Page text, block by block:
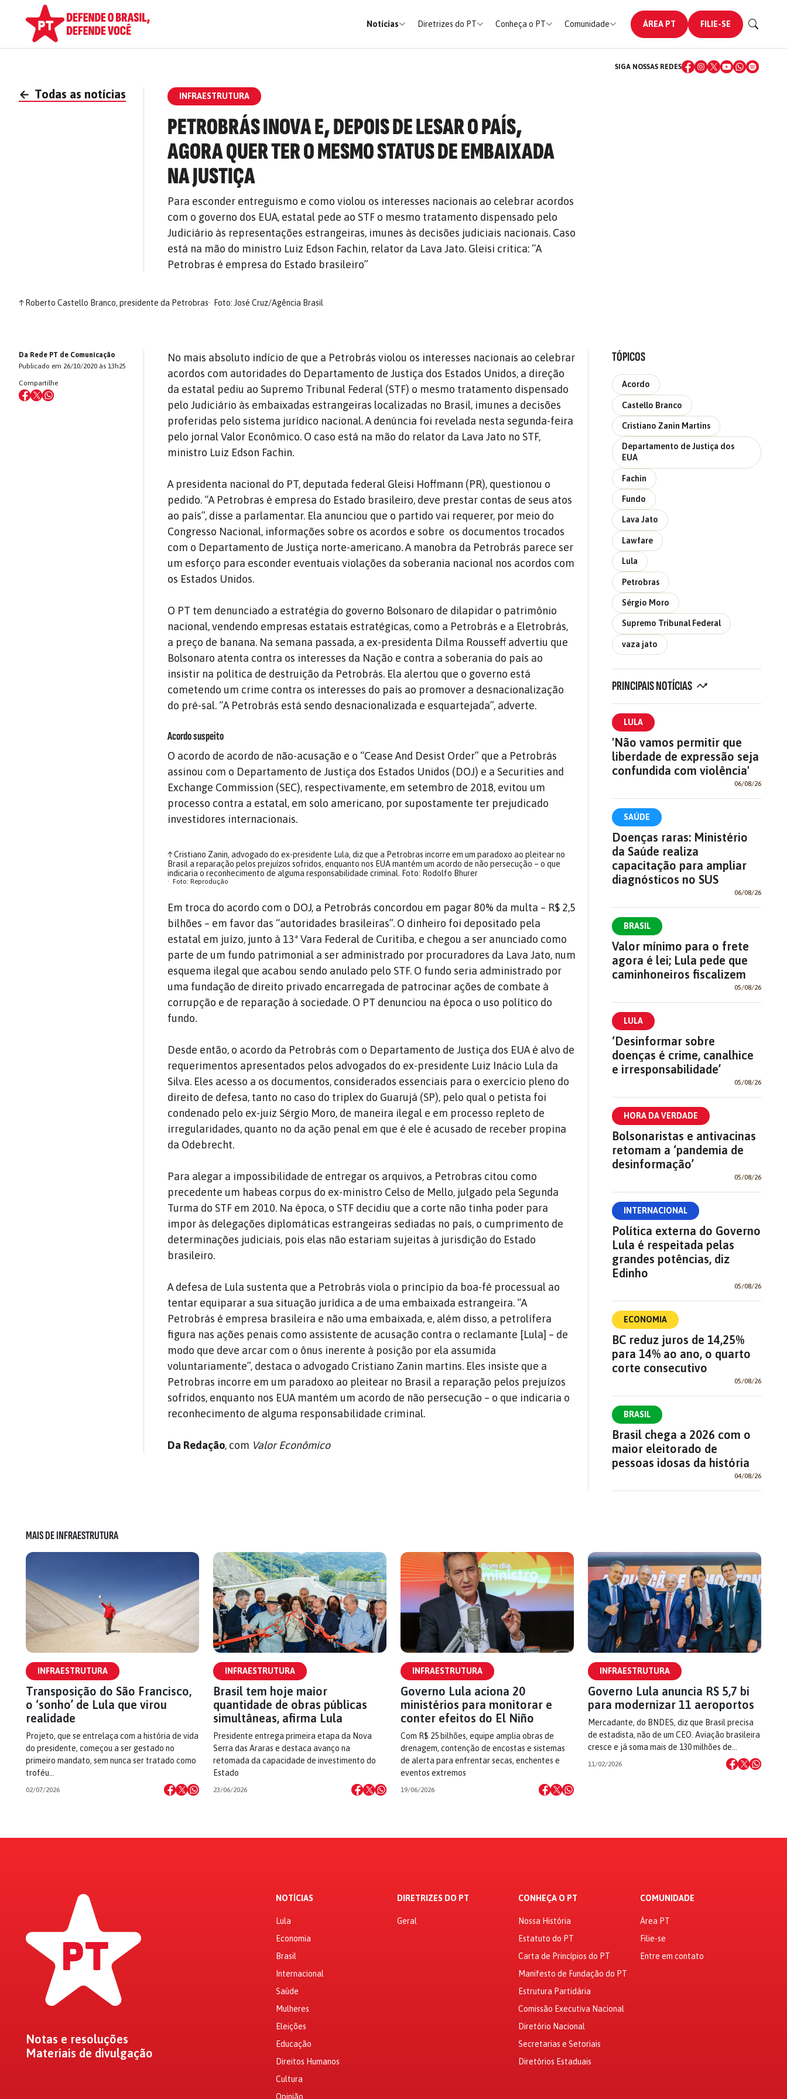
Notícias Diretrizes do PT Conheça o PT Comunidade ÁREA PT FILIE-SE
SIGA NOSSAS REDES
← Todas as notícias INFRAESTRUTURA
PETROBRÁS INOVA E, DEPOIS DE LESAR O PAÍS,
AGORA QUER TER O MESMO STATUS DE EMBAIXADA
NA JUSTIÇA
Para esconder entreguismo e como violou os interesses nacionais ao celebrar acordos
com o governo dos EUA, estatal pede ao STF o mesmo tratamento dispensado pelo
Judiciário às representações estrangeiras, imunes às decisões judiciais nacionais. Caso
está na mão do ministro Luiz Edson Fachin, relator da Lava Jato. Gleisi critica: “A
Petrobras é empresa do Estado brasileiro”
↑Roberto Castello Branco, presidente da Petrobras Foto: José Cruz/Agência Brasil
Da Rede PT de Comunicação
Publicado em 26/10/2020 às 13h25
Compartilhe
No mais absoluto indício de que a Petrobrás violou os interesses nacionais ao celebrar
acordos com autoridades do Departamento de Justiça dos Estados Unidos, a direção
da estatal pediu ao Supremo Tribunal Federal (STF) o mesmo tratamento dispensado
pelo Judiciário às embaixadas estrangeiras localizadas no Brasil, imunes a decisões
proferidas pelo sistema jurídico nacional. A denúncia foi revelada nesta segunda-feira
pelo jornal Valor Econômico. O caso está na mão do relator da Lava Jato no STF,
ministro Luiz Edson Fachin.
A presidenta nacional do PT, deputada federal Gleisi Hoffmann (PR), questionou o
pedido. “A Petrobras é empresa do Estado brasileiro, deve prestar contas de seus atos
ao país”, disse a parlamentar. Ela anunciou que o partido vai requerer, por meio do
Congresso Nacional, informações sobre os acordos e sobre os documentos trocados
com o Departamento de Justiça norte-americano. A manobra da Petrobrás parece ser
um esforço para esconder eventuais violações da soberania nacional nos acordos com
os Estados Unidos.
O PT tem denunciado a estratégia do governo Bolsonaro de dilapidar o patrimônio
nacional, vendendo empresas estatais estratégicas, como a Petrobrás e a Eletrobrás,
a preço de banana. Na semana passada, a ex-presidenta Dilma Rousseff advertiu que
Bolsonaro atenta contra os interesses da Nação e contra a soberania do país ao
insistir na política de destruição da Petrobrás. Ela alertou que o governo está
cometendo um crime contra os interesses do país ao promover a desnacionalização
do pré-sal. “A Petrobrás está sendo desnacionalizada e esquartejada”, adverte.
Acordo suspeito
O acordo de acordo de não-acusação e o “Cease And Desist Order” que a Petrobrás
assinou com o Departamento de Justiça dos Estados Unidos (DOJ) e a Securities and
Exchange Commission (SEC), respectivamente, em setembro de 2018, evitou um
processo contra a estatal, em solo americano, por supostamente ter prejudicado
investidores internacionais.
↑Cristiano Zanin, advogado do ex-presidente Lula, diz que a Petrobras incorre em um paradoxo ao pleitear no
Brasil a reparação pelos prejuízos sofridos, enquanto nos EUA mantém um acordo de não persecução – o que
indicaria o reconhecimento de alguma responsabilidade criminal. Foto: Rodolfo Bhurer
Foto: Reprodução
Em troca do acordo com o DOJ, a Petrobrás concordou em pagar 80% da multa – R$ 2,5
bilhões – em favor das “autoridades brasileiras”. O dinheiro foi depositado pela
estatal em juízo, junto à 13ª Vara Federal de Curitiba, e chegou a ser anunciado como
parte de um fundo patrimonial a ser administrado por procuradores da Lava Jato, num
esquema ilegal que acabou sendo anulado pelo STF. O fundo seria administrado por
uma fundação de direito privado encarregada de patrocinar ações de combate à
corrupção e de reparação à sociedade. O PT denunciou na época o uso político do
fundo.
Desde então, o acordo da Petrobrás com o Departamento de Justiça dos EUA é alvo de
requerimentos apresentados pelos advogados do ex-presidente Luiz Inácio Lula da
Silva. Eles acesso a os documentos, considerados essenciais para o exercício pleno do
direito de defesa, tanto no caso do triplex do Guarujá (SP), pelo qual o petista foi
condenado pelo ex-juiz Sérgio Moro, de maneira ilegal e em processo repleto de
irregularidades, quanto no da ação penal em que é ele é acusado de receber propina
da Odebrecht.
Para alegar a impossibilidade de entregar os arquivos, a Petrobras citou como
precedente um habeas corpus do ex-ministro Celso de Mello, julgado pela Segunda
Turma do STF em 2010. Na época, o STF decidiu que a corte não tinha poder para
impor às delegações diplomáticas estrangeiras sediadas no país, o cumprimento de
determinações judiciais, pois elas não estariam sujeitas à jurisdição do Estado
brasileiro.
A defesa de Lula sustenta que a Petrobrás viola o princípio da boa-fé processual ao
tentar equiparar a sua situação jurídica a de uma embaixada estrangeira. “A
Petrobrás é empresa brasileira e não uma embaixada, e, além disso, a petrolífera
figura nas ações penais como assistente de acusação contra o reclamante [Lula] – de
modo que deve arcar com o ônus inerente à posição por ela assumida
voluntariamente”, destaca o advogado Cristiano Zanin martins. Eles insiste que a
Petrobras incorre em um paradoxo ao pleitear no Brasil a reparação pelos prejuízos
sofridos, enquanto nos EUA mantém um acordo de não persecução – o que indicaria o
reconhecimento de alguma responsabilidade criminal.
Da Redação, com Valor Econômico
TÓPICOS
Acordo
Castello Branco
Cristiano Zanin Martins
Departamento de Justiça dos
EUA
Fachin
Fundo
Lava Jato
Lawfare
Lula
Petrobras
Sérgio Moro
Supremo Tribunal Federal
vaza jato
PRINCIPAIS NOTÍCIAS
LULA
'Não vamos permitir que
liberdade de expressão seja
confundida com violência'
06/08/26
SAÚDE
Doenças raras: Ministério
da Saúde realiza
capacitação para ampliar
diagnósticos no SUS
06/08/26
BRASIL
Valor mínimo para o frete
agora é lei; Lula pede que
caminhoneiros fiscalizem
05/08/26
LULA
‘Desinformar sobre
doenças é crime, canalhice
e irresponsabilidade’
05/08/26
HORA DA VERDADE
Bolsonaristas e antivacinas
retomam a ‘pandemia de
desinformação’
05/08/26
INTERNACIONAL
Política externa do Governo
Lula é respeitada pelas
grandes potências, diz
Edinho
05/08/26
ECONOMIA
BC reduz juros de 14,25%
para 14% ao ano, o quarto
corte consecutivo
05/08/26
BRASIL
Brasil chega a 2026 com o
maior eleitorado de
pessoas idosas da história
04/08/26
MAIS DE INFRAESTRUTURA
INFRAESTRUTURA
Transposição do São Francisco,
o ‘sonho’ de Lula que virou
realidade
Projeto, que se entrelaça com a história de vida
do presidente, começou a ser gestado no
primeiro mandato, sem nunca ser tratado como
troféu…
02/07/2026
INFRAESTRUTURA
Brasil tem hoje maior
quantidade de obras públicas
simultâneas, afirma Lula
Presidente entrega primeira etapa da Nova
Serra das Araras e destaca avanço na
retomada da capacidade de investimento do
Estado
23/06/2026
INFRAESTRUTURA
Governo Lula aciona 20
ministérios para monitorar e
conter efeitos do El Niño
Com R$ 25 bilhões, equipe amplia obras de
drenagem, contenção de encostas e sistemas
de alerta para enfrentar secas, enchentes e
eventos extremos
19/06/2026
INFRAESTRUTURA
Governo Lula anuncia R$ 5,7 bi
para modernizar 11 aeroportos
Mercadante, do BNDES, diz que Brasil precisa
de estadista, não de um CEO. Aviação brasileira
cresce e já soma mais de 130 milhões de…
11/02/2026
Notas e resoluções
Materiais de divulgação
NOTÍCIAS
Lula
Economia
Brasil
Internacional
Saúde
Mulheres
Eleições
Educação
Direitos Humanos
Cultura
Opinião
DIRETRIZES DO PT
Geral
CONHEÇA O PT
Nossa História
Estatuto do PT
Carta de Princípios do PT
Manifesto de Fundação do PT
Estrutura Partidária
Comissão Executiva Nacional
Diretório Nacional
Secretarias e Setoriais
Diretórios Estaduais
COMUNIDADE
Área PT
Filie-se
Entre em contato